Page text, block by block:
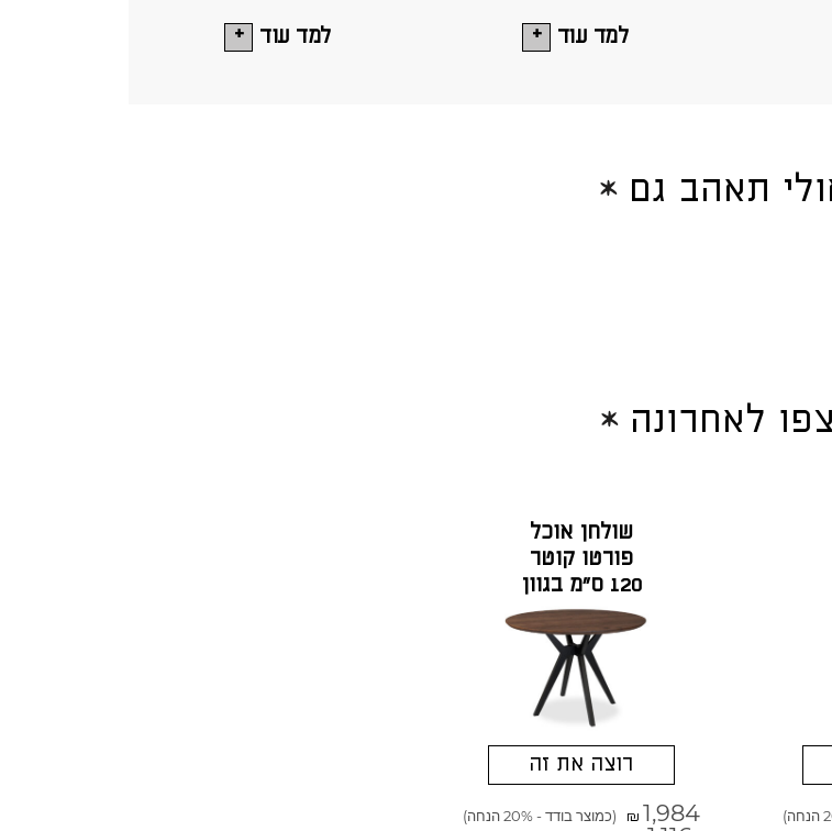
למד עוד למד עוד
תאהב גם
לאחרונה
שולחן אוכל
פורטו קוטר
120 ס"מ בגוון
אגוז אמריקאי
רוצה את זה
₪ 1,984 (כמוצר בודד - 20% הנחה)